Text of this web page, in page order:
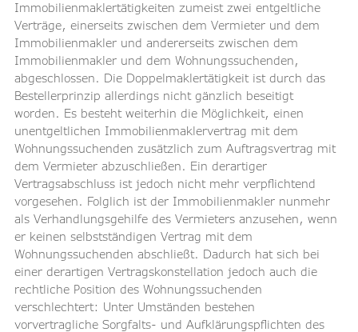
Immobilienmaklertätigkeiten zumeist zwei entgeltliche
Verträge, einerseits zwischen dem Vermieter und dem
Immobilienmakler und andererseits zwischen dem
Immobilienmakler und dem Wohnungssuchenden,
abgeschlossen. Die Doppelmaklertätigkeit ist durch das
Bestellerprinzip allerdings nicht gänzlich beseitigt
worden. Es besteht weiterhin die Möglichkeit, einen
unentgeltlichen Immobilienmaklervertrag mit dem
Wohnungssuchenden zusätzlich zum Auftragsvertrag mit
dem Vermieter abzuschließen. Ein derartiger
Vertragsabschluss ist jedoch nicht mehr verpflichtend
vorgesehen. Folglich ist der Immobilienmakler nunmehr
als Verhandlungsgehilfe des Vermieters anzusehen, wenn
er keinen selbstständigen Vertrag mit dem
Wohnungssuchenden abschließt. Dadurch hat sich bei
einer derartigen Vertragskonstellation jedoch auch die
rechtliche Position des Wohnungssuchenden
verschlechtert: Unter Umständen bestehen
vorvertragliche Sorgfalts- und Aufklärungspflichten des